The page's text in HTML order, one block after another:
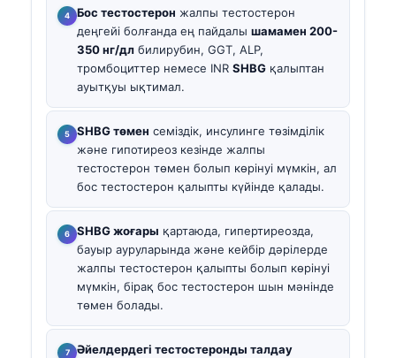
Бос тестостерон жалпы тестостерон
деңгейі болғанда ең пайдалы шамамен 200-
350 нг/дл билирубин, GGT, ALP,
тромбоциттер немесе INR SHBG қалыптан
ауытқуы ықтимал.
SHBG төмен семіздік, инсулинге төзімділік
және гипотиреоз кезінде жалпы
тестостерон төмен болып көрінуі мүмкін, ал
бос тестостерон қалыпты күйінде қалады.
SHBG жоғары қартаюда, гипертиреозда,
бауыр ауруларында және кейбір дәрілерде
жалпы тестостерон қалыпты болып көрінуі
мүмкін, бірақ бос тестостерон шын мәнінде
төмен болады.
Әйелдердегі тестостеронды талдау